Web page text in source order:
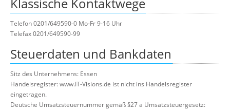
Telefon 0201/649590-0 Mo-Fr 9-16 Uhr
Telefax 0201/649590-99
Steuerdaten und Bankdaten
Sitz des Unternehmens: Essen
Handelsregister: www.IT-Visions.de ist nicht ins Handelsregister
eingetragen.
Deutsche Umsatzsteuernummer gemäß §27 a Umsatzsteuergesetz: